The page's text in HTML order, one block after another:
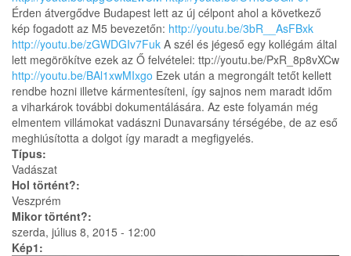
Érden átvergődve Budapest lett az új célpont ahol a következő
kép fogadott az M5 bevezetőn: http://youtu.be/3bR__AsFBxk
http://youtu.be/zGWDGIv7Fuk A szél és jégeső egy kollégám által
lett megörökítve ezek az Ő felvételei: ttp://youtu.be/PxR_8p8vXCw
http://youtu.be/BAl1xwMIxgo Ezek után a megrongált tetőt kellett
rendbe hozni illetve kármentesíteni, így sajnos nem maradt időm
a viharkárok további dokumentálására. Az este folyamán még
elmentem villámokat vadászni Dunavarsány térségébe, de az eső
meghiúsította a dolgot így maradt a megfigyelés.
Típus:
Vadászat
Hol történt?:
Veszprém
Mikor történt?:
szerda, július 8, 2015 - 12:00
Kép1: